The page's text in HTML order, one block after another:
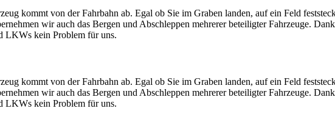
kommt von der Fahrbahn ab. Egal ob Sie im Graben landen, auf ein Feld
wir auch das Bergen und Abschleppen mehrerer beteiligter Fahrzeuge.
LKWs kein Problem für uns.
kommt von der Fahrbahn ab. Egal ob Sie im Graben landen, auf ein Feld
wir auch das Bergen und Abschleppen mehrerer beteiligter Fahrzeuge.
LKWs kein Problem für uns.